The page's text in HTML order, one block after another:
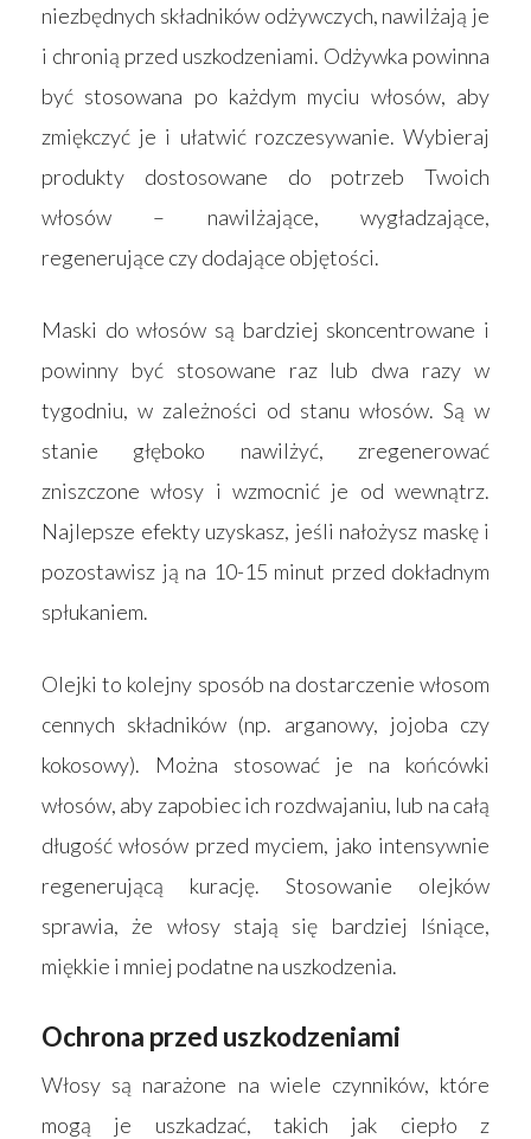
niezbędnych składników odżywczych, nawilżają je
i chronią przed uszkodzeniami. Odżywka powinna
być stosowana po każdym myciu włosów, aby
zmiękczyć je i ułatwić rozczesywanie. Wybieraj
produkty dostosowane do potrzeb Twoich
włosów – nawilżające, wygładzające,
regenerujące czy dodające objętości.
Maski do włosów są bardziej skoncentrowane i
powinny być stosowane raz lub dwa razy w
tygodniu, w zależności od stanu włosów. Są w
stanie głęboko nawilżyć, zregenerować
zniszczone włosy i wzmocnić je od wewnątrz.
Najlepsze efekty uzyskasz, jeśli nałożysz maskę i
pozostawisz ją na 10-15 minut przed dokładnym
spłukaniem.
Olejki to kolejny sposób na dostarczenie włosom
cennych składników (np. arganowy, jojoba czy
kokosowy). Można stosować je na końcówki
włosów, aby zapobiec ich rozdwajaniu, lub na całą
długość włosów przed myciem, jako intensywnie
regenerującą kurację. Stosowanie olejków
sprawia, że włosy stają się bardziej lśniące,
miękkie i mniej podatne na uszkodzenia.
Ochrona przed uszkodzeniami
Włosy są narażone na wiele czynników, które
mogą je uszkadzać, takich jak ciepło z
Produkty
Materace
Łóżka
Akcesoria
Wyszukiwarka
Blog
Kontakt